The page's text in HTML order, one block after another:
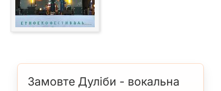
Замовте Дуліби - вокальна